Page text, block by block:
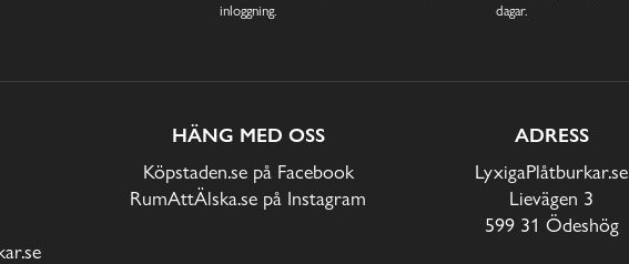
inloggning.
dagar.
HÄNG MED OSS
Köpstaden.se på Facebook
RumAttÄlska.se på Instagram
ADRESS
LyxigaPlåtburkar.se
Lievägen 3
599 31 Ödeshög